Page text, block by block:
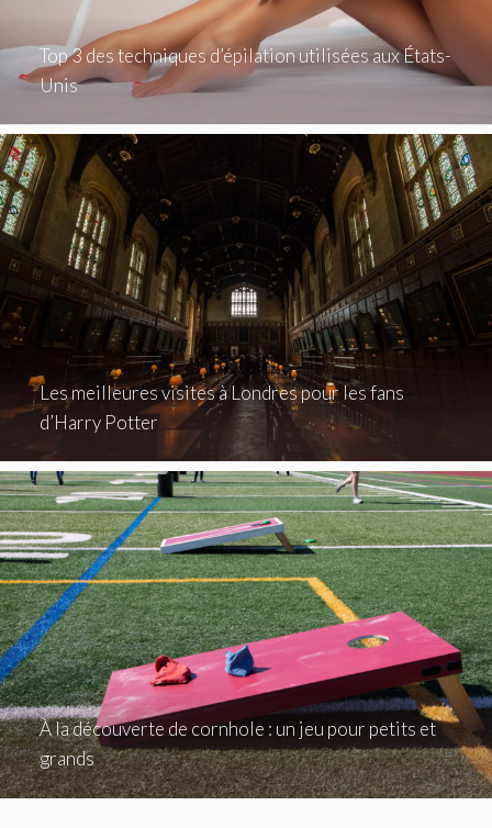
Top 3 des techniques d’épilation utilisées aux États-
Unis
Les meilleures visites à Londres pour les fans
d’Harry Potter
À la découverte de cornhole : un jeu pour petits et
grands